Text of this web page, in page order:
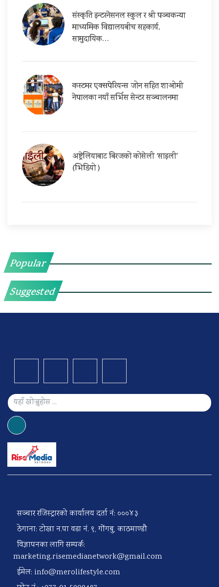
संस्कृति इन्टरनेसनल स्कुल र श्री पञ्चकन्या
माध्यमिक विद्यालयबीच सहकार्य,
सामुदायिक…
कस्टमर एक्सपेरियन्स जोन सहित शाओमी
नेपालका नयाँ सर्भिस सेन्टर सञ्चालनमा
अष्ट्रेलियाबाट बिरजको कोसेली ‘साइली’
(भिडियो )
Popular
Suggested
सञ्चार रजिस्ट्रारको कार्यालय दर्ता नं: ०००४३
ठेगाना: टोखा न.पा वडा नं. ९, गोंगबु, काठमाण्डौ
विज्ञापनका लागि सम्पर्क:
marketing.risemedianetwork@gmail.com
ईमेल: info@merolifestyle.com